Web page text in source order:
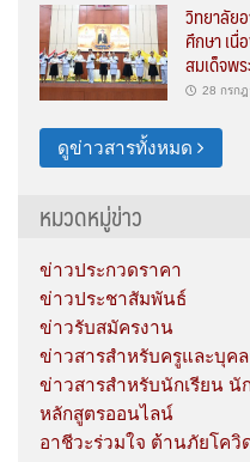
วิทยาลัย
ศึกษา เนื่
สมเด็จพ
28 กรก
ดูข่าวสารทั้งหมด
หมวดหมู่ข่าว
ข่าวประกวดราคา
ข่าวประชาสัมพันธ์
ข่าวรับสมัครงาน
ข่าวสารสำหรับครูและบุค
ข่าวสารสำหรับนักเรียน นั
หลักสูตรออนไลน์
อาชีวะร่วมใจ ต้านภัยโควิ